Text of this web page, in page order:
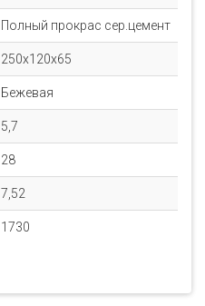
Полный прокрас сер.цемент
250x120x65
Бежевая
5,7
28
7,52
1730